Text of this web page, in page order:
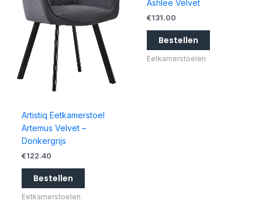
Artistiq Eetkamerstoel
Artemus Velvet –
Donkergrijs
€122.40
Bestellen
Eetkamerstoelen
Ashlee Velvet
€131.00
Bestellen
Eetkamerstoelen